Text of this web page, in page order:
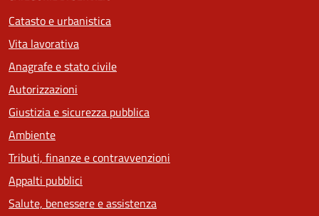
Catasto e urbanistica
Vita lavorativa
Anagrafe e stato civile
Autorizzazioni
Giustizia e sicurezza pubblica
Ambiente
Tributi, finanze e contravvenzioni
Appalti pubblici
Salute, benessere e assistenza